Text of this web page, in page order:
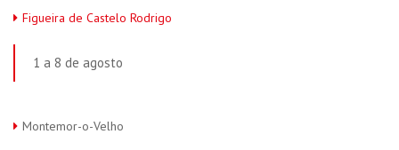
Figueira de Castelo Rodrigo
1 a 8 de agosto
Montemor-o-Velho